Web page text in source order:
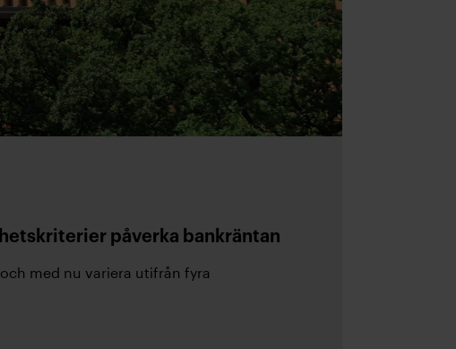
påverka bankräntan
med nu variera utifrån fyra